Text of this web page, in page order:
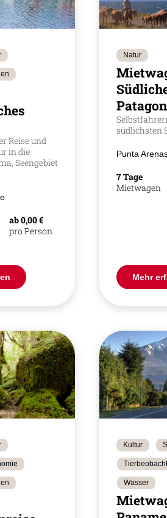
Reise und
in die
Seengebiet
ab 0,00 €
pro Person
Natur
südlichsten
Punta
7 Tage
Mietwagen
Mehr
Kultur
Wasser